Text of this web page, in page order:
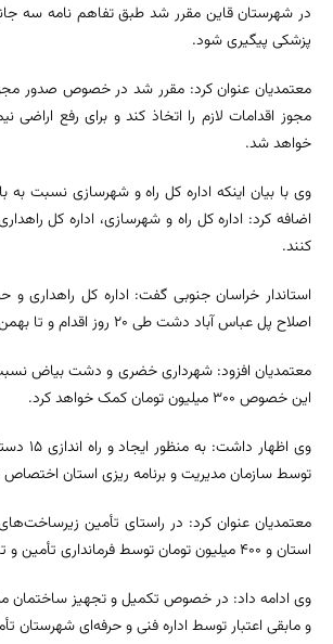
در شهرستان قاین مقرر شد طبق تفاهم نامه سه
پزشکی پیگیری شود.
معتمدیان عنوان کرد: مقرر شد در خصوص صدور مجوز
مجوز اقدامات لازم را اتخاذ کند و برای رفع
خواهد شد.
اضافه کرد: اداره کل راه و شهرسازی، اداره کل
کنند.
استاندار خراسان جنوبی گفت: اداره کل
اصلاح پل عباس آباد دشت طی ۲۰ روز اقدام و تا بهمن امسال عملیات اجرایی این طرح‌ها را به پایان برسانند.
معتمدیان افزود: شهرداری خضری و دشت بیاض نسبت
این خصوص ۳۰۰ میلیون تومان کمک خواهد کرد.
توسط سازمان مدیریت و برنامه ریزی استان
استان و ۴۰۰ میلیون تومان توسط فرمانداری تأمین و تا دهه فجر این طرح به بهره برداری می‌رسد.
و مابقی اعتبار توسط اداره فنی و حرفه‌ای شهرستان